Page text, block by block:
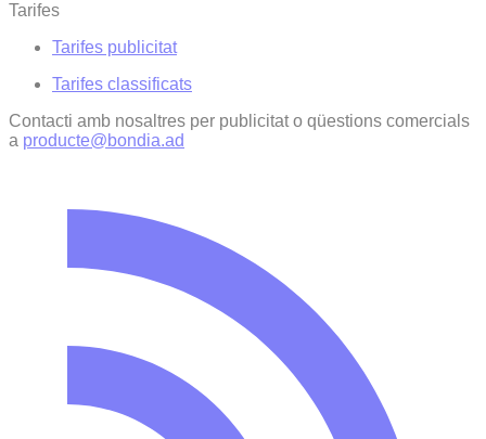
Tarifes
Tarifes publicitat
Tarifes classificats
Contacti amb nosaltres per publicitat o qüestions comercials
a producte@bondia.ad